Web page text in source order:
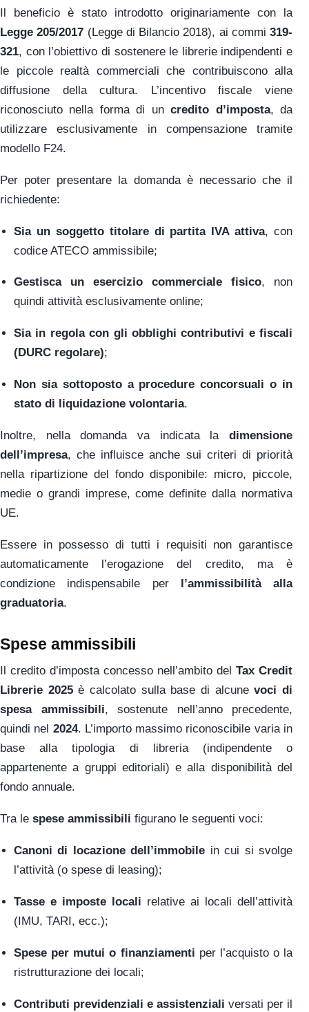
Il beneficio è stato introdotto originariamente con la
Legge 205/2017 (Legge di Bilancio 2018), ai commi 319-
321, con l’obiettivo di sostenere le librerie indipendenti e
le piccole realtà commerciali che contribuiscono alla
diffusione della cultura. L’incentivo fiscale viene
riconosciuto nella forma di uncredito d’imposta, da
utilizzare esclusivamente in compensazione tramite
modello F24.
Per poter presentare la domanda è necessario che il
richiedente:
Sia un soggetto titolare di partita IVA attiva, con
codice ATECO ammissibile;
Gestisca un esercizio commerciale fisico, non
quindi attività esclusivamente online;
Sia in regola con gli obblighi contributivi e fiscali
(DURC regolare);
Non sia sottoposto a procedure concorsuali o in
stato di liquidazione volontaria.
Inoltre, nella domanda va indicata la dimensione
dell’impresa, che influisce anche sui criteri di priorità
nella ripartizione del fondo disponibile: micro, piccole,
medie o grandi imprese, come definite dalla normativa
UE.
Essere in possesso di tutti i requisiti non garantisce
automaticamente l’erogazione del credito, ma è
condizione indispensabile per l’ammissibilità alla
graduatoria.
Spese ammissibili
Il credito d’imposta concesso nell’ambito del Tax Credit
Librerie 2025è calcolato sulla base di alcunevoci di
spesa ammissibili, sostenute nell’anno precedente,
quindi nel 2024. L’importo massimo riconoscibile varia in
base alla tipologia di libreria (indipendente o
appartenente a gruppi editoriali) e alla disponibilità del
fondo annuale.
Tra le spese ammissibili figurano le seguenti voci:
Canoni di locazione dell’immobile in cui si svolge
l’attività (o spese di leasing);
Tasse e imposte locali relative ai locali dell’attività
(IMU, TARI, ecc.);
Spese per mutui o finanziamenti per l’acquisto o la
ristrutturazione dei locali;
Contributi previdenziali e assistenziali versati per il